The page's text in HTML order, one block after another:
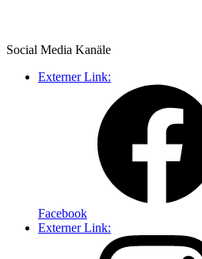
Social Media Kanäle
Externer Link:
Facebook
Externer Link: